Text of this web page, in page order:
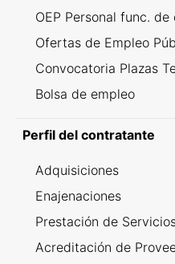
OEP Personal func.
Ofertas de Empleo
Convocatoria Plazas
Bolsa de empleo
Perfil del contratante
Adquisiciones
Enajenaciones
Prestación de
Acreditación de